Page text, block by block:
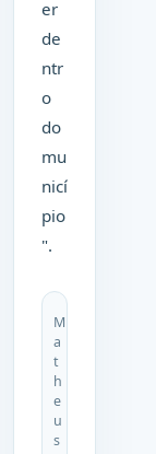
er
de
ntr
o
do
mu
nicí
pio
".
M
a
t
h
e
u
s